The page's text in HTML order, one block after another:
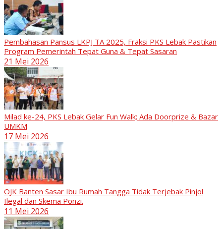
Pembahasan Pansus LKPJ TA 2025, Fraksi PKS Lebak Pastikan
Program Pemerintah Tepat Guna & Tepat Sasaran
21 Mei 2026
Milad ke-24, PKS Lebak Gelar Fun Walk; Ada Doorprize & Bazar
UMKM
17 Mei 2026
OJK Banten Sasar Ibu Rumah Tangga Tidak Terjebak Pinjol
Ilegal dan Skema Ponzi.
11 Mei 2026